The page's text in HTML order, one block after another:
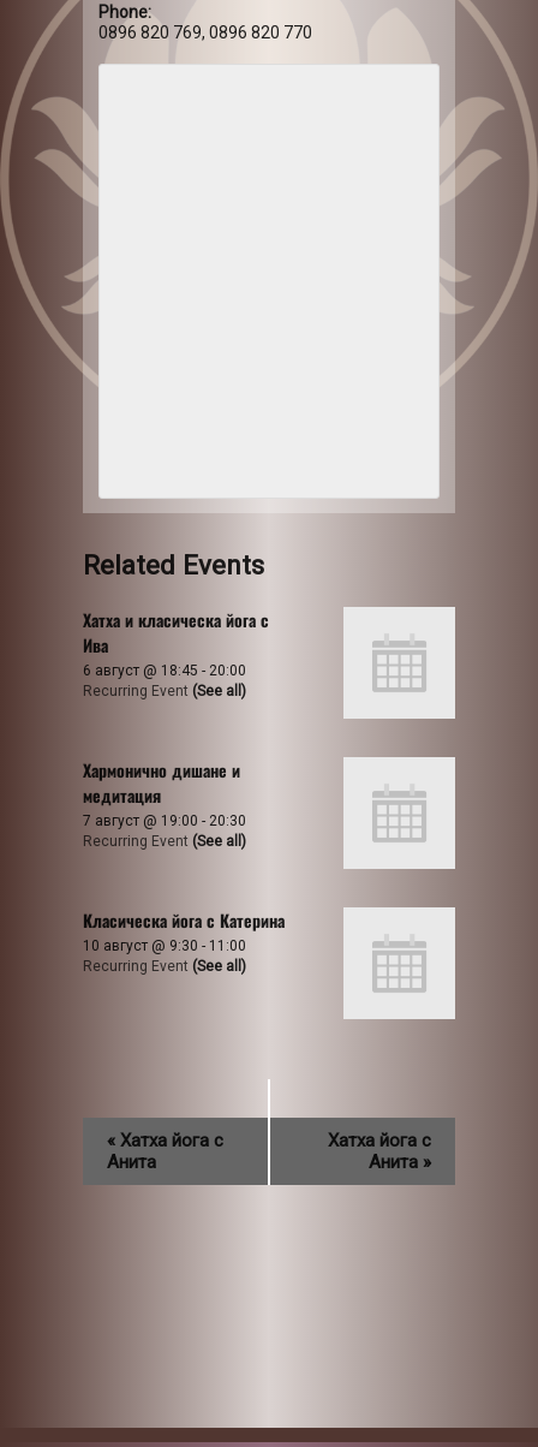
Phone:
0896 820 769, 0896 820 770
Related Events
Хатха и класическа йога с
Ива
6 август @ 18:45 - 20:00
Recurring Event (See all)
Хармонично дишане и
медитация
7 август @ 19:00 - 20:30
Recurring Event (See all)
Класическа йога с Катерина
10 август @ 9:30 - 11:00
Recurring Event (See all)
« Хатха йога с
Анита
Хатха йога с
Анита »